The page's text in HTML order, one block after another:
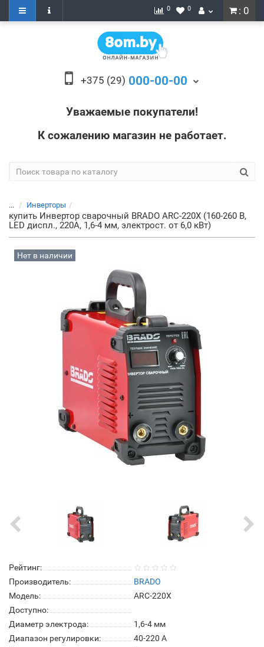
: 0
0 0
+375 (29) 000-00-00
Уважаемые покупатели!
К сожалению магазин не работает.
... Инверторы
купить Инвертор сварочный BRADO ARC-220X (160-260 В,
LED диспл., 220А, 1,6-4 мм, электрост. от 6,0 кВт)
Нет в наличии
Рейтинг:
Производитель:
BRADO
Модель:
ARC-220X
Доступно:
Диаметр электрода:
1,6-4 мм
Диапазон регулировки:
40-220 А